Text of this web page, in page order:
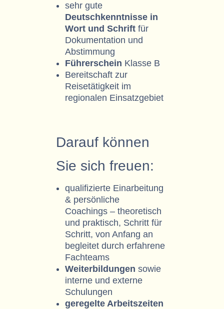
sehr gute
Deutschkenntnisse in
Wort und Schrift für
Dokumentation und
Abstimmung
Führerschein Klasse B
Bereitschaft zur
Reisetätigkeit im
regionalen Einsatzgebiet
Darauf können
Sie sich freuen:
qualifizierte Einarbeitung
& persönliche
Coachings – theoretisch
und praktisch, Schritt für
Schritt, von Anfang an
begleitet durch erfahrene
Fachteams
Weiterbildungen sowie
interne und externe
Schulungen
geregelte Arbeitszeiten